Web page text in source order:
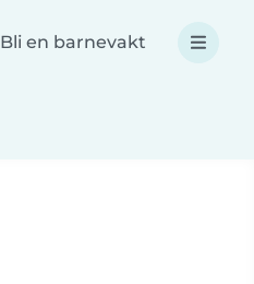
Bli en barnevakt